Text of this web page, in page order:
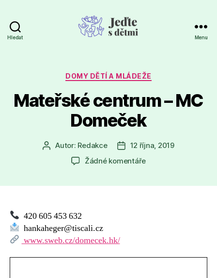
Hledat Menu
Rubriky
DOMY DĚTÍ A MLÁDEŽE
Mateřské centrum – MC
Domeček
Autor
příspěvku
Autor: Redakce
Datum
příspěvku
12 října, 2019
Žádné komentářeu
420 605 453 632
hankaheger@tiscali.cz
www.sweb.cz/domecek.hk/